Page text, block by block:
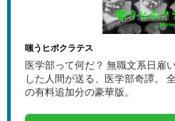
嗤うヒポクラテス
医学部って何だ？ 無職文系日雇
した人間が送る、医学部奇譚。
の有料追加分の豪華版。